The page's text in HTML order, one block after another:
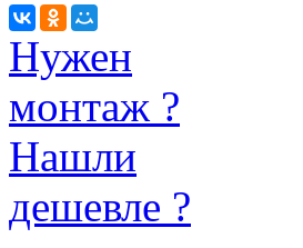
Нужен
монтаж ?
Нашли
дешевле ?